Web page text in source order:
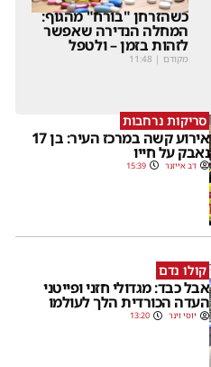
כשהזרחן "בורח" מהגוף:
המחלה הנדירה שאפשר
לזהות בזמן – ולטפל
מקודם |
11:48
סריקות נרחבות
אירוע קשה במרכז העיר: בן 17
נאבק על חייו
דב אייזנר 15:39
קולו נדם
אבל כבד: מגדולי חזני ופייטני
העדה הכורדית הלך לעולמו
יוסי וינר 13:20